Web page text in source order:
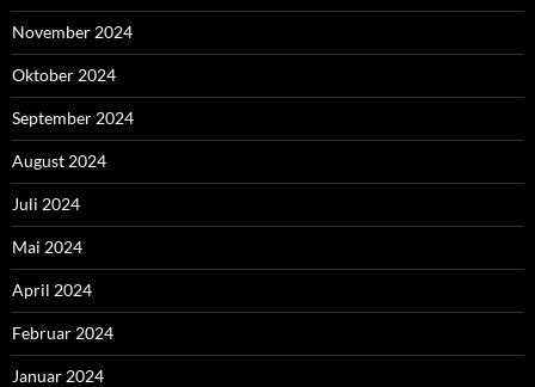
November 2024
Oktober 2024
September 2024
August 2024
Juli 2024
Mai 2024
April 2024
Februar 2024
Januar 2024